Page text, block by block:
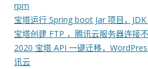
rpm
宝塔运行 Spring boot Jar 项目，
宝塔创建 FTP ，腾讯云服务器连接
2020 宝塔 API 一键迁移，
讯云